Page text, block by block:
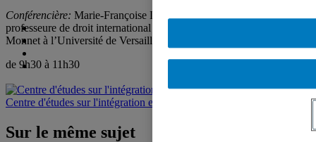
Conférencière: Marie-Françoise Labouz,
professeure de droit international public et titulaire de la Chaire Jean
Monnet à l’Université de Versailles-Saint-Quentin-en Yvelines.
de 9h30 à 11h30
Centre d'études sur l'intégration et la mondialisation (CEIM)
Sur le même sujet